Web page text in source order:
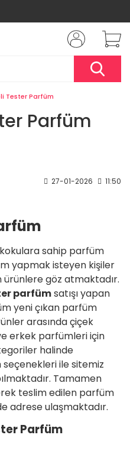
Tester Parfüm
Parfüm
27-01-2026 11:50
sahip parfüm
yapmak isteyen kişiler
göz atmaktadır.
parfümsatışı yapan
yeni çıkan parfüm
arasında çiçek
erkek parfümleri için
halinde
ile sitemiz
Tamamen
teslim edilen parfüm
adrese ulaşmaktadır.
Parfüm